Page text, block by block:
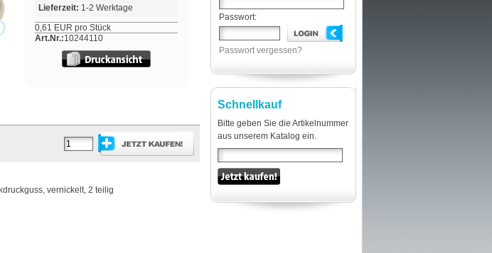
Lieferzeit: 1-2 Werktage
0,61 EUR pro Stück
Art.Nr.:10244110
vernickelt, 2 teilig
Passwort:
Passwort vergessen?
Schnellkauf
Bitte geben Sie die Artikelnummer
aus unserem Katalog ein.